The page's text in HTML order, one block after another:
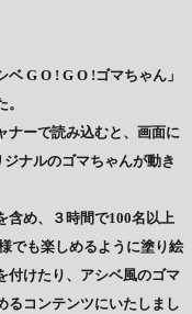
G O ! G O !ゴマちゃん」
ナーで読み込むと、画面に
ナルのゴマちゃんが動き
含め、３時間で100名以上
でも楽しめるように塗り絵
付けたり、アシベ風のゴマ
るコンテンツにいたしまし